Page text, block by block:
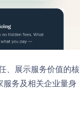
、展示服务价值的核
务及相关企业量身